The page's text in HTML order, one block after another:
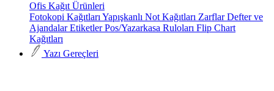
Ofis Kağıt Ürünleri
Fotokopi Kağıtları Yapışkanlı Not Kağıtları ZarflarDefter ve
AjandalarEtiketlerPos/Yazarkasa Ruloları Flip Chart
Kağıtları
Yazı Gereçleri